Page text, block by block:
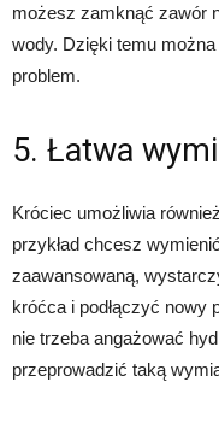
możesz zamknąć zawór
wody. Dzięki temu
problem.
5. Łatwa
Króciec umożliwia
przykład chcesz
zaawansowaną,
króćca i podłączyć nowy
nie trzeba angażować
przeprowadzić taką